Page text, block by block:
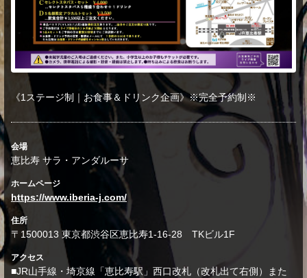
《1ステージ制｜お食事＆ドリンク企画》※完全予約制※
会場
恵比寿 サラ・アンダルーサ
ホームページ
https://www.iberia-j.com/
住所
〒1500013 東京都渋谷区恵比寿1-16-28 TKビル1F
アクセス
■JR山手線・埼京線「恵比寿駅」西口改札（改札出て右側）また